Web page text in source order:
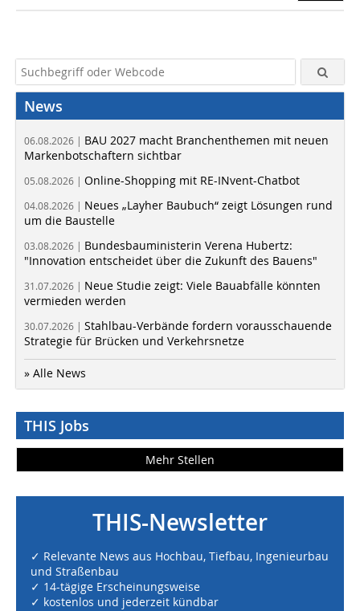
News
06.08.2026 | BAU 2027 macht Branchenthemen mit neuen
Markenbotschaftern sichtbar
05.08.2026 | Online-Shopping mit RE-INvent-Chatbot
04.08.2026 | Neues „Layher Baubuch“ zeigt Lösungen rund
um die Baustelle
03.08.2026 | Bundesbauministerin Verena Hubertz:
"Innovation entscheidet über die Zukunft des Bauens"
31.07.2026 | Neue Studie zeigt: Viele Bauabfälle könnten
vermieden werden
30.07.2026 | Stahlbau-Verbände fordern vorausschauende
Strategie für Brücken und Verkehrsnetze
» Alle News
THIS Jobs
Mehr Stellen
THIS-Newsletter
✓ Relevante News aus Hochbau, Tiefbau, Ingenieurbau
und Straßenbau
✓ 14-tägige Erscheinungsweise
✓ kostenlos und jederzeit kündbar